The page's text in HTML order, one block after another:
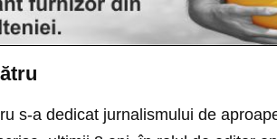
s-a dedicat jurnalismului de